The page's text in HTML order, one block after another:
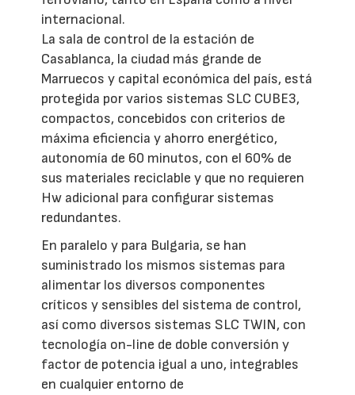
internacional.
La sala de control de la estación de
Casablanca, la ciudad más grande de
Marruecos y capital económica del país, está
protegida por varios sistemas SLC CUBE3,
compactos, concebidos con criterios de
máxima eficiencia y ahorro energético,
autonomía de 60 minutos, con el 60% de
sus materiales reciclable y que no requieren
Hw adicional para configurar sistemas
redundantes.
En paralelo y para Bulgaria, se han
suministrado los mismos sistemas para
alimentar los diversos componentes
críticos y sensibles del sistema de control,
así como diversos sistemas SLC TWIN, con
tecnología on-line de doble conversión y
factor de potencia igual a uno, integrables
en cualquier entorno de